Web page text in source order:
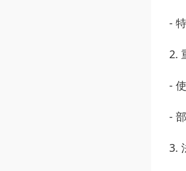
-
2.
-
-
3.